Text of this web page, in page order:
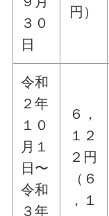
３０
日
円）
令和
２年
１０
月１
日〜
令和
３年
６，
１２
２円
（６
，１